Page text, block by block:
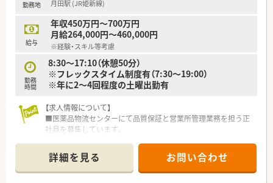
勤務地 月田駅 (JR姫新線)
給与
年収450万円～700万円
月給264,000円～460,000円
※経験・スキル等考慮
勤務
時間
8:30～17:10（休憩50分）
※フレックスタイム制度有（7:30～19:00）
※年に2～4回程度の土曜出勤有
【求人情報について】
■医薬品物流センターにて品質保証と営業所管理業務を担う正
社員を募集しています。
を十分に考慮します。
■年間休日は120日以上あり、基本は土日祝休みでプライベート
も充実できます。
詳細を見る お問い合わせ